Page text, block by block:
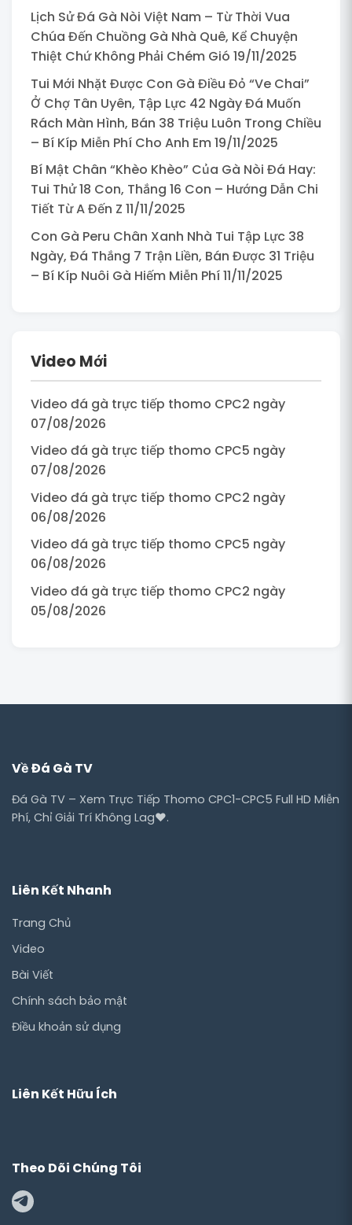
Lịch Sử Đá Gà Nòi Việt Nam – Từ Thời Vua
Chúa Đến Chuồng Gà Nhà Quê, Kể Chuyện
Thiệt Chứ Không Phải Chém Gió 19/11/2025
Tui Mới Nhặt Được Con Gà Điều Đỏ “Ve Chai”
Ở Chợ Tân Uyên, Tập Lực 42 Ngày Đá Muốn
Rách Màn Hình, Bán 38 Triệu Luôn Trong Chiều
– Bí Kíp Miễn Phí Cho Anh Em 19/11/2025
Bí Mật Chân “Khèo Khèo” Của Gà Nòi Đá Hay:
Tui Thử 18 Con, Thắng 16 Con – Hướng Dẫn Chi
Tiết Từ A Đến Z 11/11/2025
Con Gà Peru Chân Xanh Nhà Tui Tập Lực 38
Ngày, Đá Thắng 7 Trận Liền, Bán Được 31 Triệu
– Bí Kíp Nuôi Gà Hiếm Miễn Phí 11/11/2025
Video Mới
Video đá gà trực tiếp thomo CPC2 ngày
07/08/2026
Video đá gà trực tiếp thomo CPC5 ngày
07/08/2026
Video đá gà trực tiếp thomo CPC2 ngày
06/08/2026
Video đá gà trực tiếp thomo CPC5 ngày
06/08/2026
Video đá gà trực tiếp thomo CPC2 ngày
05/08/2026
Về Đá Gà TV
Đá Gà TV – Xem Trực Tiếp Thomo CPC1-CPC5 Full HD Miễn
Phí, Chỉ Giải Trí Không Lag❤️.
Liên Kết Nhanh
Trang Chủ
Video
Bài Viết
Chính sách bảo mật
Điều khoản sử dụng
Liên Kết Hữu Ích
Theo Dõi Chúng Tôi